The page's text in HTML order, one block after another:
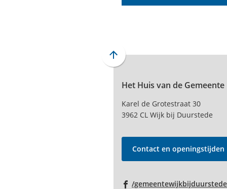
Scroll
boven
het
van
paginainhoud
Het Huis van de Gemeente
Karel de Grotestraat 30
3962 CL Wijk bij Duurstede
Contact en openingstijden
/gemeentewijkbijduurstede